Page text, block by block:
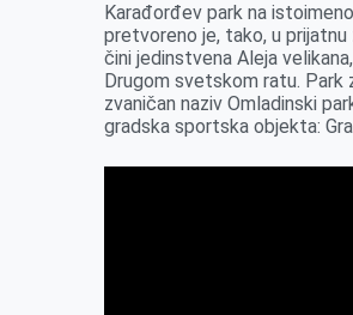
Karađorđev park na
pretvoreno je, tako, u prijatnu
čini jedinstvena Aleja
Drugom svetskom ratu. Park
zvaničan naziv Omladinski
gradska sportska objekta: